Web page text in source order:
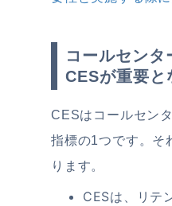
コールセンタ
CESが重要と
CESはコールセン
指標の1つです。そ
ります。
CESは、リテ